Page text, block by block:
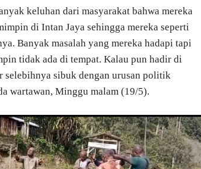
keluhan dari masyarakat bahwa mereka
di Intan Jaya sehingga mereka seperti
Banyak masalah yang mereka hadapi tapi
tidak ada di tempat. Kalau pun hadir di
selebihnya sibuk dengan urusan politik
wartawan, Minggu malam (19/5).